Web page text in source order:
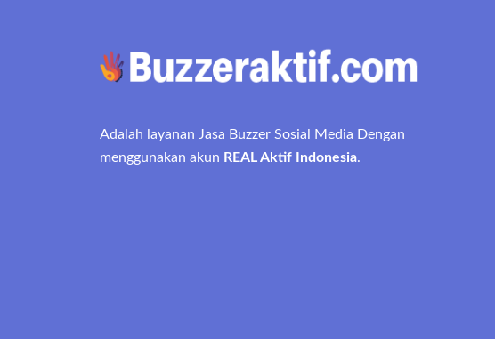
Adalah layanan Jasa Buzzer Sosial Media Dengan
menggunakan akun REAL Aktif Indonesia.